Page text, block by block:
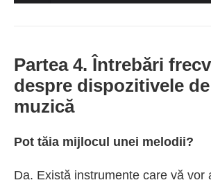
Partea 4. Întrebări
despre dispozitivele
muzică
Pot tăia mijlocul unei melodii?
Da. Există instrumente care vă vor